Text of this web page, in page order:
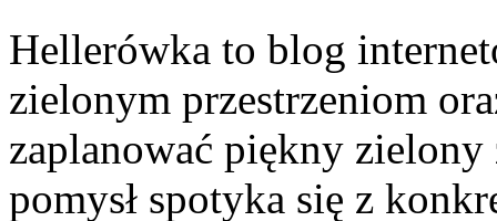
Hellerówka to blog
zielonym przestrzeniom
zaplanować piękny
pomysł spotyka się z